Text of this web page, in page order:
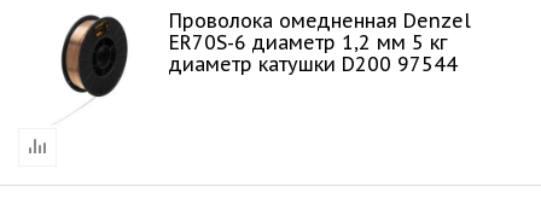
Проволока омедненная Denzel
ER70S-6 диаметр 1,2 мм 5 кг
диаметр катушки D200 97544